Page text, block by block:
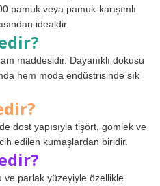
pamuk veya pamuk-karışımlı
idealdir.
maddesidir. Dayanıklı dokusu
hem moda endüstrisinde sık
dost yapısıyla tişört, gömlek ve
edilen kumaşlardan biridir.
ve parlak yüzeyiyle özellikle